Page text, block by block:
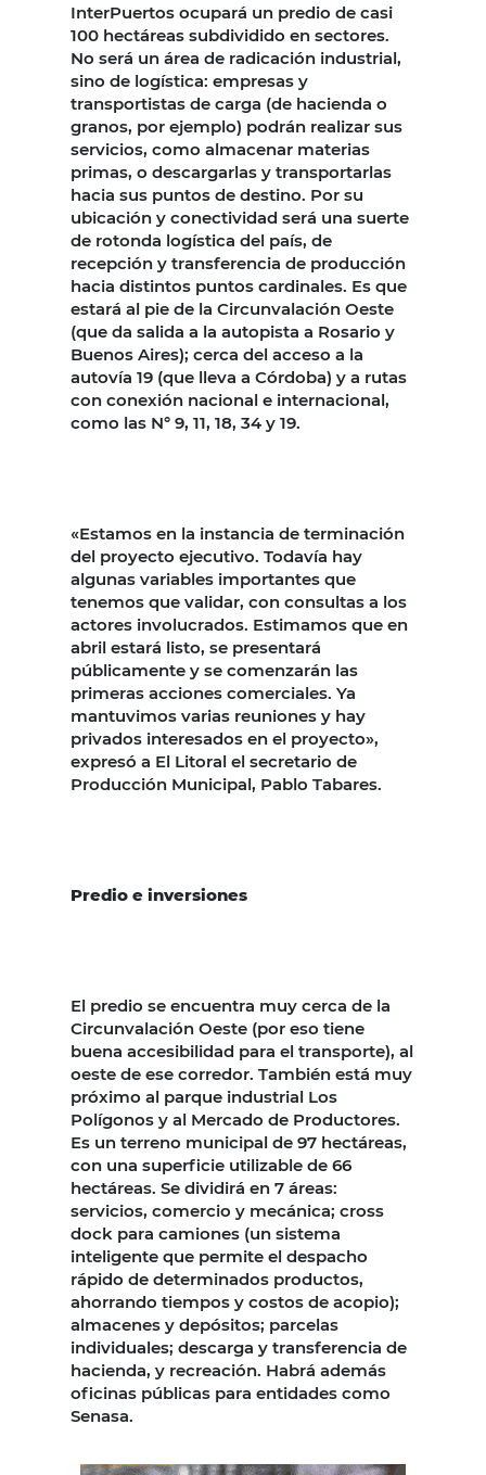
InterPuertos ocupará un predio de casi
100 hectáreas subdividido en sectores.
No será un área de radicación industrial,
sino de logística: empresas y
transportistas de carga (de hacienda o
granos, por ejemplo) podrán realizar sus
servicios, como almacenar materias
primas, o descargarlas y transportarlas
hacia sus puntos de destino. Por su
ubicación y conectividad será una suerte
de rotonda logística del país, de
recepción y transferencia de producción
hacia distintos puntos cardinales. Es que
estará al pie de la Circunvalación Oeste
(que da salida a la autopista a Rosario y
Buenos Aires); cerca del acceso a la
autovía 19 (que lleva a Córdoba) y a rutas
con conexión nacional e internacional,
como las N° 9, 11, 18, 34 y 19.
«Estamos en la instancia de terminación
del proyecto ejecutivo. Todavía hay
algunas variables importantes que
tenemos que validar, con consultas a los
actores involucrados. Estimamos que en
abril estará listo, se presentará
públicamente y se comenzarán las
primeras acciones comerciales. Ya
mantuvimos varias reuniones y hay
privados interesados en el proyecto»,
expresó a El Litoral el secretario de
Producción Municipal, Pablo Tabares.
Predio e inversiones
El predio se encuentra muy cerca de la
Circunvalación Oeste (por eso tiene
buena accesibilidad para el transporte), al
oeste de ese corredor. También está muy
próximo al parque industrial Los
Polígonos y al Mercado de Productores.
Es un terreno municipal de 97 hectáreas,
con una superficie utilizable de 66
hectáreas. Se dividirá en 7 áreas:
servicios, comercio y mecánica; cross
dock para camiones (un sistema
inteligente que permite el despacho
rápido de determinados productos,
ahorrando tiempos y costos de acopio);
almacenes y depósitos; parcelas
individuales; descarga y transferencia de
hacienda, y recreación. Habrá además
oficinas públicas para entidades como
Senasa.